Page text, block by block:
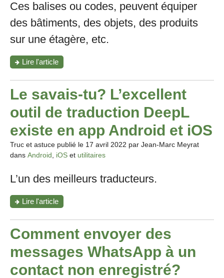
Ces balises ou codes, peuvent équiper
des bâtiments, des objets, des produits
sur une étagère, etc.
Lire l'article"Navilens:
une
app
pour
te
guider
grâce
des
balises"
Le savais-tu? L’excellent
outil de traduction DeepL
existe en app Android et iOS
Truc et astuce publié le 17 avril 2022 par Jean-Marc Meyrat
dans Android iOS et utilitaires
L’un des meilleurs traducteurs.
Lire l'article"Le
savais-
tu?
L’excellent
outil
traduction
DeepL
existe
Comment envoyer des
messages WhatsApp à un
contact non enregistré?